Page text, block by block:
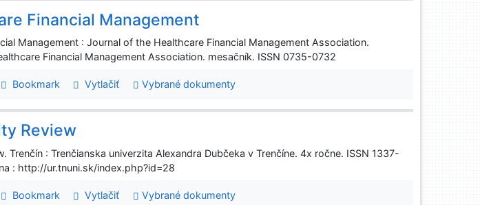
Financial Management
Management : Journal of the Healthcare Financial Management Association.
Financial Management Association. mesačník. ISSN 0735-0732
Bookmark Vytlačiť Vybrané dokumenty
Review
Trenčín : Trenčianska univerzita Alexandra Dubčeka v Trenčíne. 4x ročne. ISSN 1337-
: http://ur.tnuni.sk/index.php?id=28
Bookmark Vytlačiť Vybrané dokumenty